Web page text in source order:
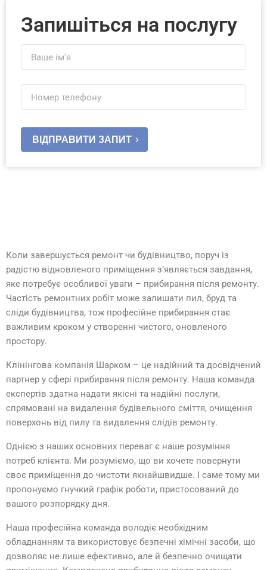
Запишіться на послугу
ВІДПРАВИТИ ЗАПИТ
Коли завершується ремонт чи будівництво, поруч із
радістю відновленого приміщення з’являється завдання,
яке потребує особливої уваги – прибирання після ремонту.
Частість ремонтних робіт може залишати пил, бруд та
сліди будівництва, тож професійне прибирання стає
важливим кроком у створенні чистого, оновленого
простору.
Клінінгова компанія Шарком – це надійний та досвідчений
партнер у сфері прибирання після ремонту. Наша команда
експертів здатна надати якісні та надійні послуги,
спрямовані на видалення будівельного сміття, очищення
поверхонь від пилу та видалення слідів ремонту.
Однією з наших основних переваг є наше розуміння
потреб клієнта. Ми розуміємо, що ви хочете повернути
своє приміщення до чистоти якнайшвидше. І саме тому ми
пропонуємо гнучкий графік роботи, пристосований до
вашого розпорядку дня.
Наша професійна команда володіє необхідним
обладнанням та використовує безпечні хімічні засоби, що
дозволяє не лише ефективно, але й безпечно очищати